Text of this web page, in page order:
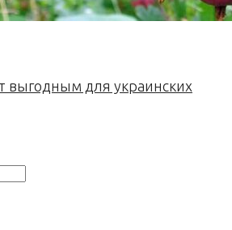
выгодным для украинских